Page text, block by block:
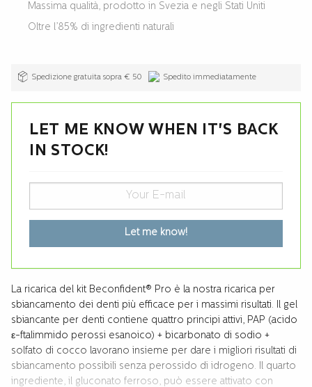
Massima qualità, prodotto in Svezia e negli Stati Uniti
Oltre l’85% di ingredienti naturali
Spedizione gratuita sopra € 50 Spedito immediatamente
LET ME KNOW WHEN IT'S BACK
IN STOCK!
Let me know!
La ricarica del kit Beconfident® Pro è la nostra ricarica per
sbiancamento dei denti più efficace per i massimi risultati. Il gel
sbiancante per denti contiene quattro principi attivi, PAP (acido
ε-ftalimmido perossi esanoico) + bicarbonato di sodio +
solfato di cocco lavorano insieme per dare i migliori risultati di
sbiancamento possibili senza perossido di idrogeno. Il quarto
ingrediente, il gluconato ferroso, può essere attivato con